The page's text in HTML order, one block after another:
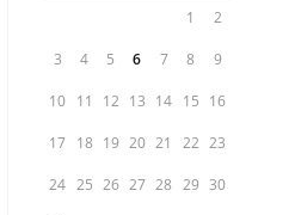
1 2
3 4 5 6 7 8 9
10 11 12 13 14 15 16
17 18 19 20 21 22 23
24 25 26 27 28 29 30